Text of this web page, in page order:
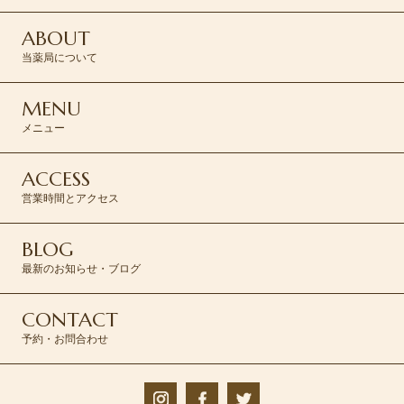
ABOUT
当薬局について
MENU
メニュー
ACCESS
営業時間とアクセス
BLOG
最新のお知らせ・ブログ
CONTACT
予約・お問合わせ